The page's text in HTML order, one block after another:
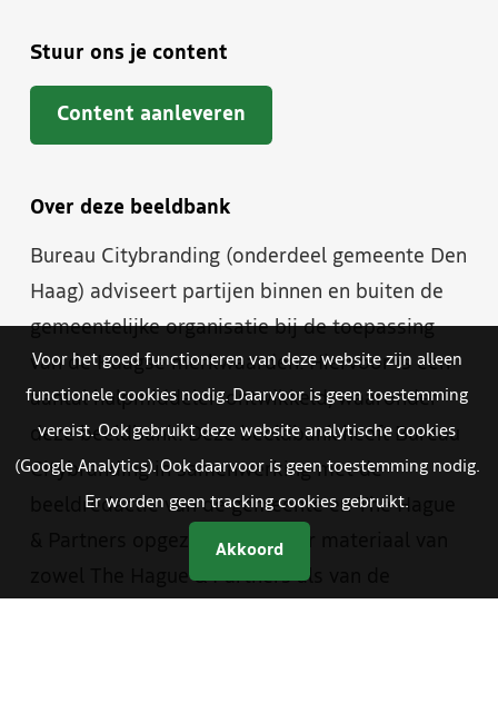
Stuur ons je content
Content aanleveren
Over deze beeldbank
Bureau Citybranding (onderdeel gemeente Den
Haag) adviseert partijen binnen en buiten de
gemeentelijke organisatie bij de toepassing
van de Haagse merkwaarden. Hiervoor is een
aantal hulpmiddelen ontwikkeld, waaronder
deze beeldbank. Deze beeldbank heeft Bureau
Citybranding in samenwerking met de
beeldredactie van de gemeente en The Hague
& Partners opgezet. Je vindt er materiaal van
zowel The Hague & Partners als van de
Voor het goed functioneren van deze website zijn alleen
functionele cookies nodig. Daarvoor is geen toestemming
vereist. Ook gebruikt deze website analytische cookies
(Google Analytics). Ook daarvoor is geen toestemming nodig.
Er worden geen tracking cookies gebruikt.
Akkoord